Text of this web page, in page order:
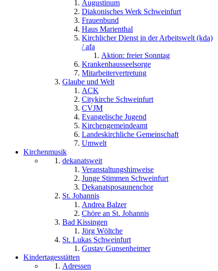
Augustinum
Diakonisches Werk Schweinfurt
Frauenbund
Haus Marienthal
Kirchlicher Dienst in der Arbeitswelt (kda)
/ afa
Aktion: freier Sonntag
Krankenhausseelsorge
Mitarbeitervertretung
Glaube und Welt
ACK
Citykirche Schweinfurt
CVJM
Evangelische Jugend
Kirchengemeindeamt
Landeskirchliche Gemeinschaft
Umwelt
Kirchenmusik
dekanatsweit
Veranstaltungshinweise
Junge Stimmen Schweinfurt
Dekanatsposaunenchor
St. Johannis
Andrea Balzer
Chöre an St. Johannis
Bad Kissingen
Jörg Wöltche
St. Lukas Schweinfurt
Gustav Gunsenheimer
Kindertagesstätten
Adressen